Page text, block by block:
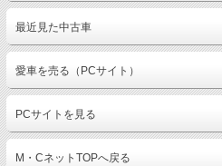
最近見た中古車
愛車を売る（PCサイト）
PCサイトを見る
M・CネットTOPへ戻る